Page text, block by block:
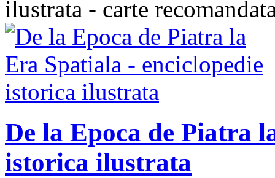
De la Epoca de Piatra
istorica ilustrata